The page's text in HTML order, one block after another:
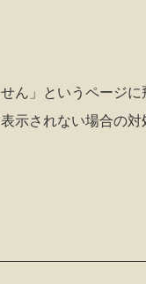
ん」というページ
示されない場合の対